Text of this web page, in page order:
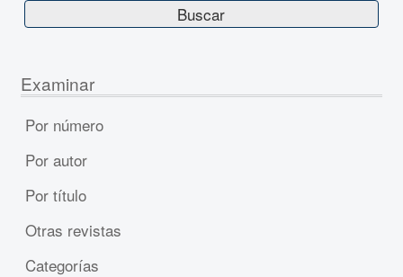
Examinar
Por número
Por autor
Por título
Otras revistas
Categorías